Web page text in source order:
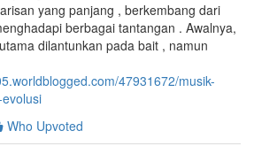
yang panjang , berkembang dari
berbagai tantangan . Awalnya,
dilantunkan pada bait , namun
47931672/musik-
Who Upvoted